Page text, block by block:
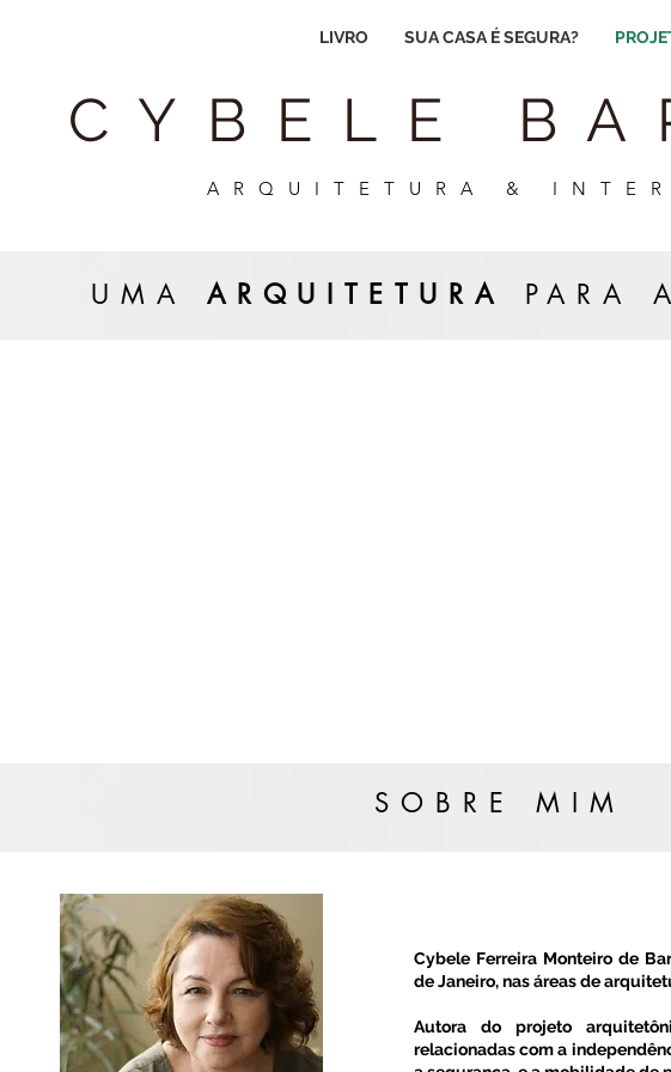
LIVRO SUA CASA É SEGURA?
CYBELE
ARQUITETURA &
UMA ARQUITETURA PARA
SOBRE MIM
Cybele Ferreira Monteiro de
de Janeiro, nas áreas de
Autora do projeto
relacionadas com a